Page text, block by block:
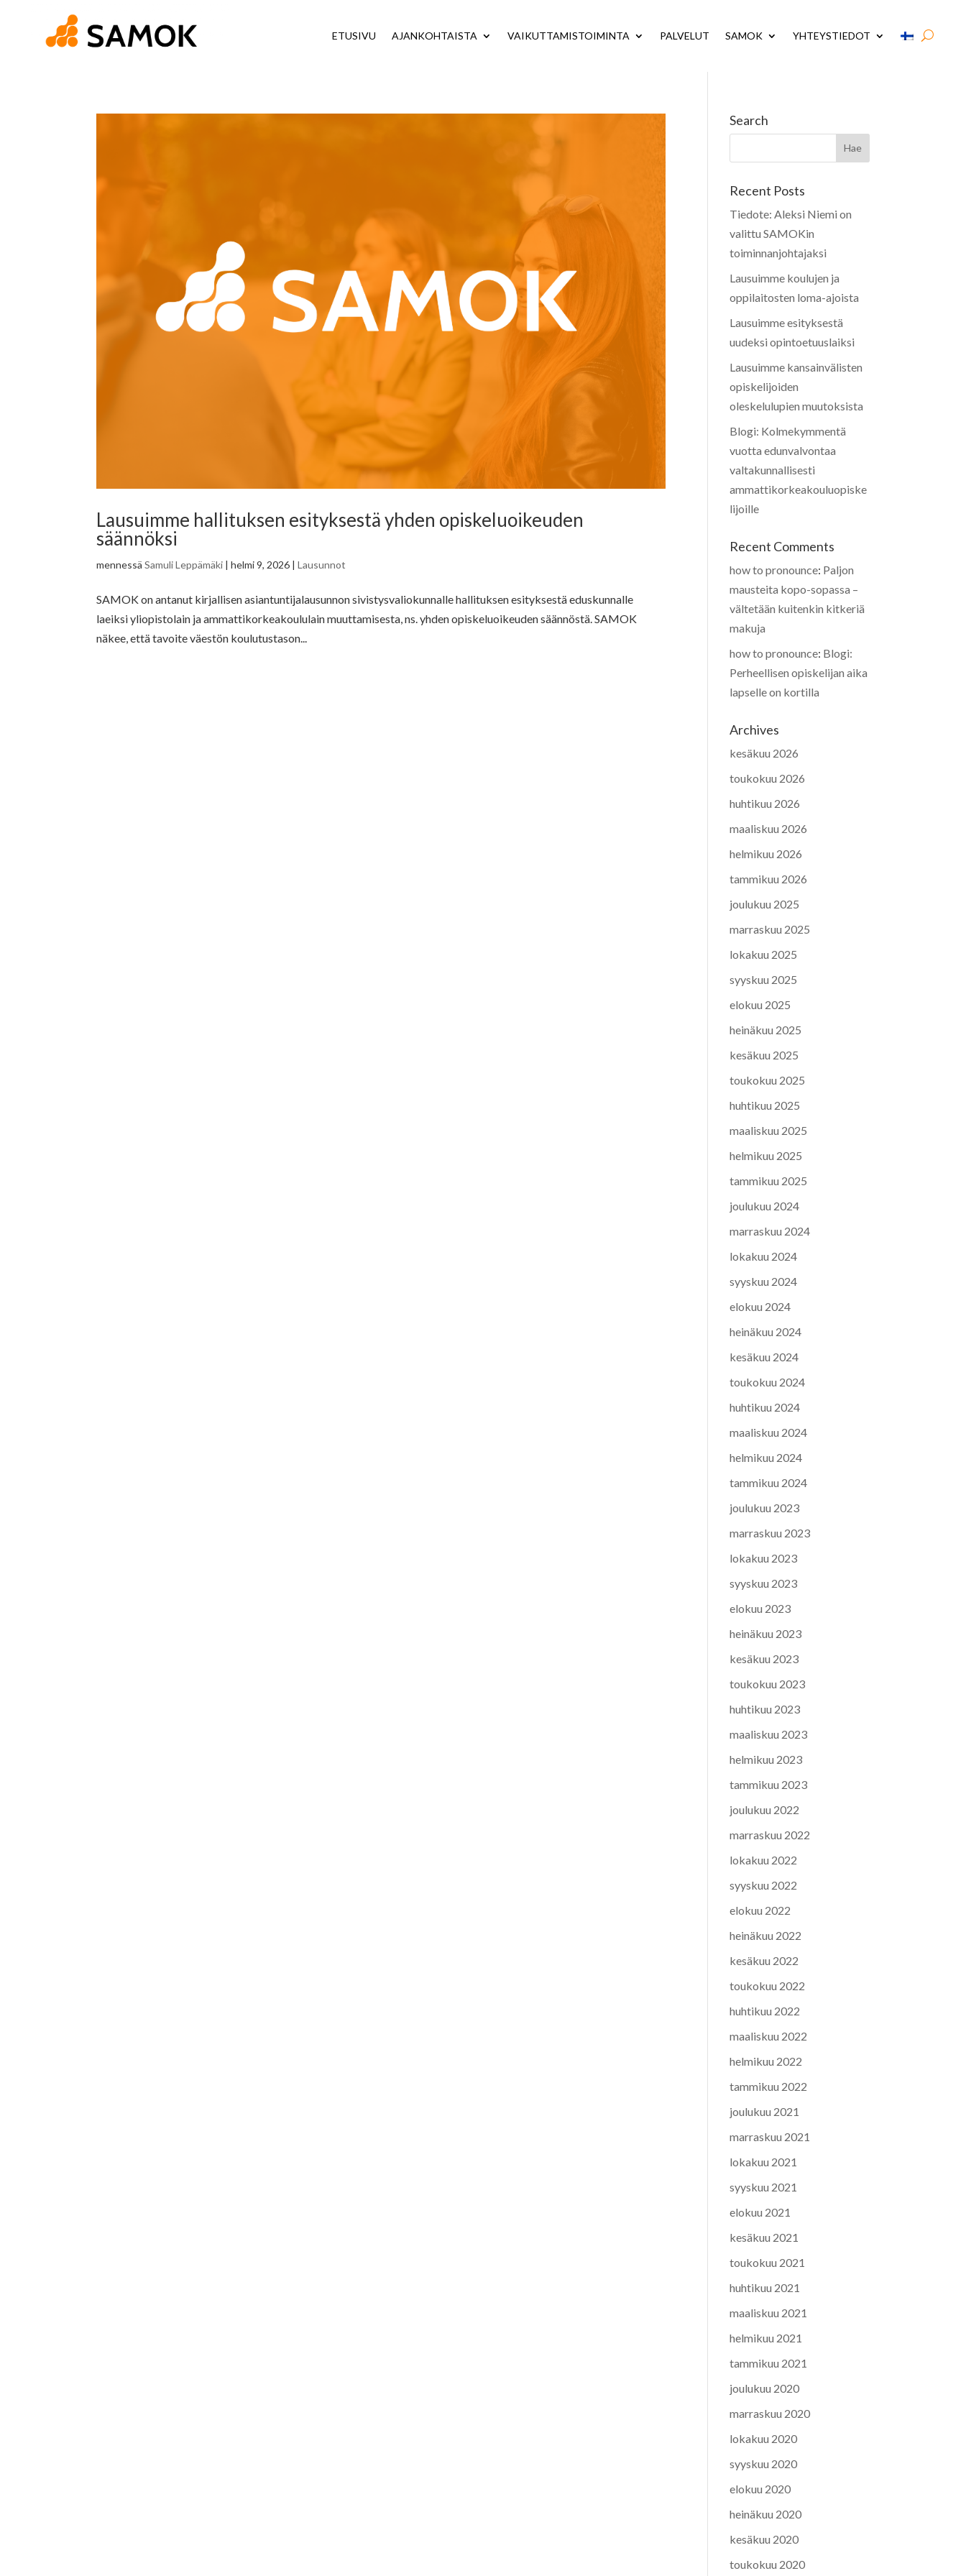
ETUSIVU AJANKOHTAISTA VAIKUTTAMISTOIMINTA PALVELUT SAMOK YHTEYSTIEDOT
Lausuimme hallituksen esityksestä yhden opiskeluoikeuden
säännöksi
mennessäSamuli Leppämäki |helmi 9, 2026 |Lausunnot
SAMOK on antanut kirjallisen asiantuntijalausunnon sivistysvaliokunnalle hallituksen esityksestä eduskunnalle
laeiksi yliopistolain ja ammattikorkeakoululain muuttamisesta, ns. yhden opiskeluoikeuden säännöstä. SAMOK
näkee, että tavoite väestön koulutustason...
Search
Recent Posts
Tiedote: Aleksi Niemi on
valittu SAMOKin
toiminnanjohtajaksi
Lausuimme koulujen ja
oppilaitosten loma-ajoista
Lausuimme esityksestä
uudeksi opintoetuuslaiksi
Lausuimme kansainvälisten
opiskelijoiden
oleskelulupien muutoksista
Blogi: Kolmekymmentä
vuotta edunvalvontaa
valtakunnallisesti
ammattikorkeakouluopiske
lijoille
Recent Comments
how to pronounce: Paljon
mausteita kopo-sopassa –
vältetään kuitenkin kitkeriä
makuja
how to pronounce: Blogi:
Perheellisen opiskelijan aika
lapselle on kortilla
Archives
kesäkuu 2026
toukokuu 2026
huhtikuu 2026
maaliskuu 2026
helmikuu 2026
tammikuu 2026
joulukuu 2025
marraskuu 2025
lokakuu 2025
syyskuu 2025
elokuu 2025
heinäkuu 2025
kesäkuu 2025
toukokuu 2025
huhtikuu 2025
maaliskuu 2025
helmikuu 2025
tammikuu 2025
joulukuu 2024
marraskuu 2024
lokakuu 2024
syyskuu 2024
elokuu 2024
heinäkuu 2024
kesäkuu 2024
toukokuu 2024
huhtikuu 2024
maaliskuu 2024
helmikuu 2024
tammikuu 2024
joulukuu 2023
marraskuu 2023
lokakuu 2023
syyskuu 2023
elokuu 2023
heinäkuu 2023
kesäkuu 2023
toukokuu 2023
huhtikuu 2023
maaliskuu 2023
helmikuu 2023
tammikuu 2023
joulukuu 2022
marraskuu 2022
lokakuu 2022
syyskuu 2022
elokuu 2022
heinäkuu 2022
kesäkuu 2022
toukokuu 2022
huhtikuu 2022
maaliskuu 2022
helmikuu 2022
tammikuu 2022
joulukuu 2021
marraskuu 2021
lokakuu 2021
syyskuu 2021
elokuu 2021
kesäkuu 2021
toukokuu 2021
huhtikuu 2021
maaliskuu 2021
helmikuu 2021
tammikuu 2021
joulukuu 2020
marraskuu 2020
lokakuu 2020
syyskuu 2020
elokuu 2020
heinäkuu 2020
kesäkuu 2020
toukokuu 2020